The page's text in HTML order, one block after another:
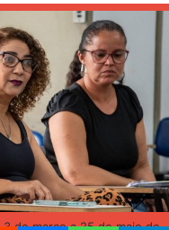
de março a 25 de maio de